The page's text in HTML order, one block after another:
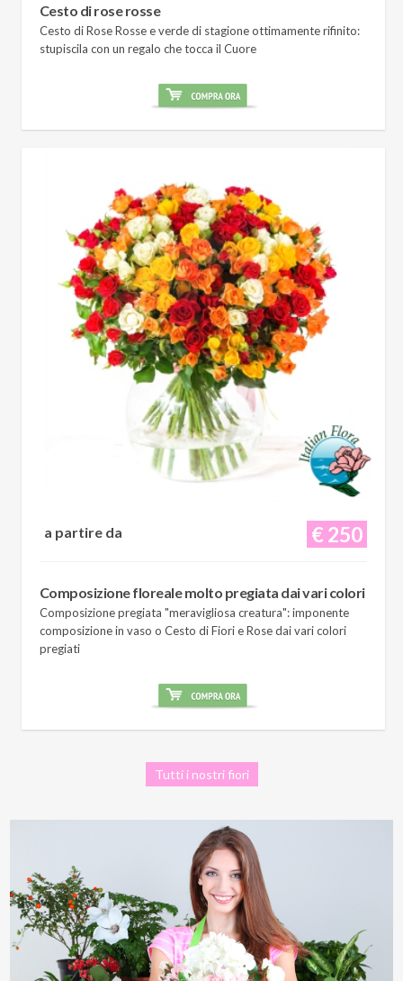
Cesto di rose rosse
Cesto di Rose Rosse e verde di stagione ottimamente rifinito:
stupiscila con un regalo che tocca il Cuore
€ 250
a partire da
Composizione floreale molto pregiata dai vari colori
Composizione pregiata "meravigliosa creatura": imponente
composizione in vaso o Cesto di Fiori e Rose dai vari colori
pregiati
Tutti i nostri fiori